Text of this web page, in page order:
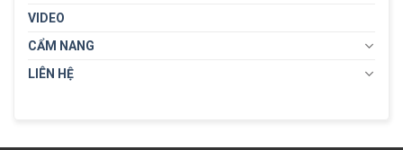
VIDEO
CẨM NANG
LIÊN HỆ